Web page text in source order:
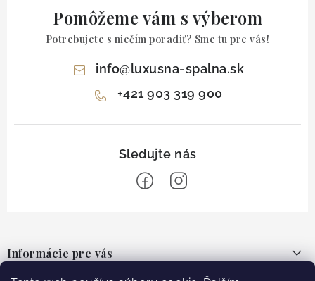
Pomôžeme vám s výberom
Potrebujete s niečím poradiť? Sme tu pre vás!
info@luxusna-spalna.sk
+421 903 319 900
pInformácie pre vás